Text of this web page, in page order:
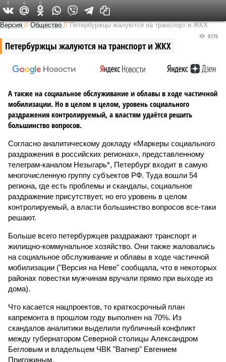
Версия на Неве
Версия //Общество //Петербуржцы жалуются на транспорт и ЖКХ
Петербуржцы жалуются на транспорт и ЖКХ
8170
А также на социальное обслуживание и облавы в ходе частичной
мобилизации. Но в целом в целом, уровень социального
раздражения контролируемый, а властям удаётся решить
большинство вопросов.
Согласно аналитическому докладу «Маркеры социального
раздражения в российских регионах», представленному
телеграм-каналом Незыгарь*, Петербург входит в самую
многочисленную группу субъектов РФ. Туда вошли 54
региона, где есть проблемы и скандалы, социальное
раздражение присутствует, но его уровень в целом
контролируемый, а власти большинство вопросов все-таки
решают.
Больше всего петербуржцев раздражают транспорт и
жилищно-коммунальное хозяйство. Они также жаловались
на социальное обслуживание и облавы в ходе частичной
мобилизации ("Версия на Неве" сообщала, что в некоторых
районах повестки мужчинам вручали прямо при выходе из
дома).
Что касается нацпроектов, то краткосрочный план
капремонта в прошлом году выполнен на 70%. Из
скандалов аналитики выделили публичный конфликт
между губернатором Северной столицы Александром
Бегловым и владельцем ЧВК "Вагнер" Евгением
Пригожиным.
0 0 0